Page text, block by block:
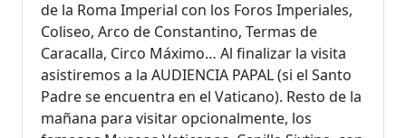
de la Roma Imperial con los Foros Imperiales,
Coliseo, Arco de Constantino, Termas de
Caracalla, Circo Máximo… Al finalizar la visita
asistiremos a la AUDIENCIA PAPAL (si el Santo
Padre se encuentra en el Vaticano). Resto de la
mañana para visitar opcionalmente, los